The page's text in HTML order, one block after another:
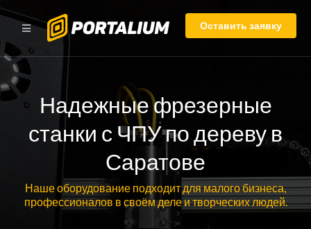
Оставить заявку
Надежные фрезерные
станки с ЧПУ по дереву в
Саратове
Наше оборудование подходит для малого бизнеса,
профессионалов в своём деле и творческих людей.